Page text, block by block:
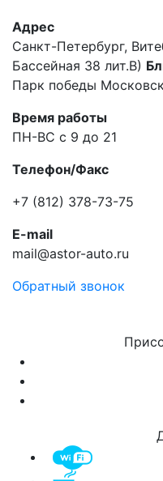
Адрес
Санкт-Петербург,
Бассейная 38 лит.В)
Парк победы
Время работы
ПН-ВС с 9 до 21
Телефон/Факс
+7 (812) 378-73-75
E-mail
mail@astor-auto.ru
Обратный звонок